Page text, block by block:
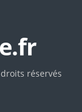
réservés